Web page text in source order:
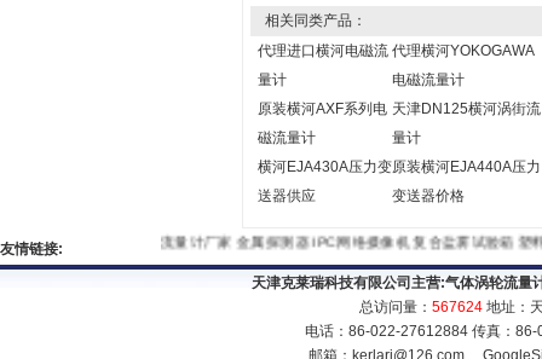
相关同类产品：
代理进口横河电磁流
量计
代理横河YOKOGAWA
电磁流量计
原装横河AXF系列电
磁流量计
天津DN125横河涡街流
量计
横河EJA430A压力变
送器供应
原装横河EJA440A压力
变送器价格
友情链接: 流量计厂家金属探测器IPC网络摄像机复合盐雾试验箱
天津克莱瑞科技有限公司主营:气体涡轮流量
总访问量： 567624 地址：
电话：86-022-27612884 传真：
邮箱： kerlari@126.com